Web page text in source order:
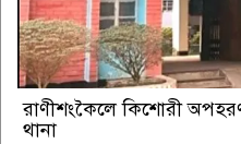
রাণীশংকৈলে কিশোরী
থানা